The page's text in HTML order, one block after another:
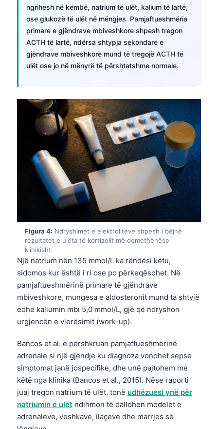
ngrihesh në këmbë, natrium të ulët, kalium të lartë,
ose glukozë të ulët në mëngjes. Pamjaftueshmëria
primare e gjëndrave mbiveshkore shpesh tregon
ACTH të lartë, ndërsa shtypja sekondare e
gjëndrave mbiveshkore mund të tregojë ACTH të
ulët ose jo në mënyrë të përshtatshme normale.
Figura 4: Ndryshimet e elektroliteve shpesh i bëjnë
rezultatet e ulëta të kortizolit më domethënëse
klinikisht.
Një natrium nën 135 mmol/L ka rëndësi këtu,
sidomos kur është i ri ose po përkeqësohet. Në
pamjaftueshmërinë primare të gjëndrave
mbiveshkore, mungesa e aldosteronit mund ta shtyjë
edhe kaliumin mbi 5,0 mmol/L, gjë që ndryshon
urgjencën e vlerësimit (work-up).
Bancos et al. e përshkruan pamjaftueshmërinë
adrenale si një gjendje ku diagnoza vonohet sepse
simptomat janë jospecifike, dhe unë pajtohem me
këtë nga klinika (Bancos et al., 2015). Nëse raporti
juaj tregon natrium të ulët, tonë udhëzuesi ynë për
natriumin e ulët ndihmon të dallohen modelet e
adrenaleve, veshkave, ilaçeve dhe marrjes së